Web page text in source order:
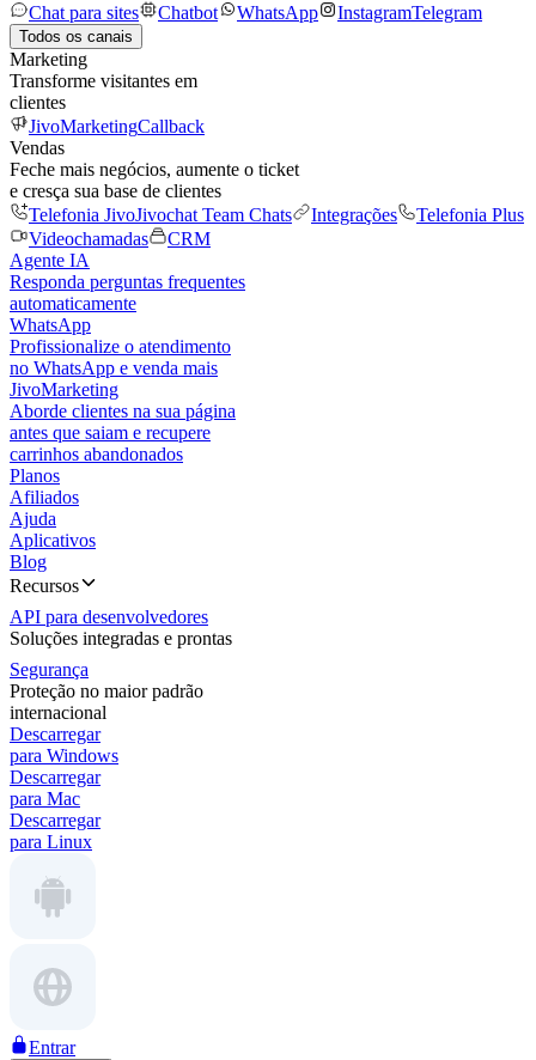
Chat para sites
Chatbot WhatsApp InstagramTelegram
Todos os canais
Marketing
Transforme visitantes em
clientes
JivoMarketingCallback
Vendas
Feche mais negócios, aumente o ticket
e cresça sua base de clientes
Telefonia JivoJivochat Team Chats Integrações
Telefonia Plus
Videochamadas
CRM
Agente IA
Responda perguntas frequentes
automaticamente
WhatsApp
Profissionalize o atendimento
no WhatsApp e venda mais
JivoMarketing
Aborde clientes na sua página
antes que saiam e recupere
carrinhos abandonados
Planos
Afiliados
Ajuda
Aplicativos
Blog
Recursos
API para desenvolvedores
Soluções integradas e prontas
Segurança
Proteção no maior padrão
internacional
Descarregar
para Windows
Descarregar
para Mac
Descarregar
para Linux
Entrar